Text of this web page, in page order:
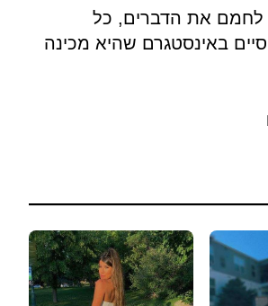
לחמם את הדברים, כל
באינסטגרם שהיא מכינה